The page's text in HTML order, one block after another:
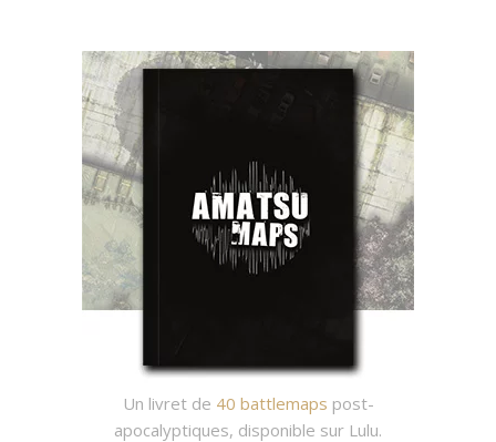
Un livret de 40 battlemaps post-
apocalyptiques, disponible sur Lulu.